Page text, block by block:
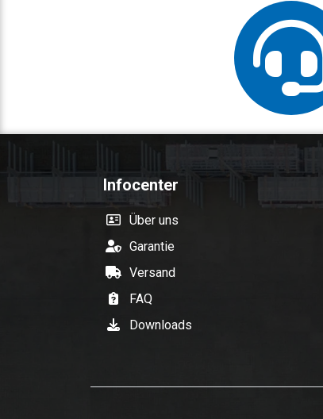
Infocenter
Über uns
Garantie
Versand
FAQ
Downloads